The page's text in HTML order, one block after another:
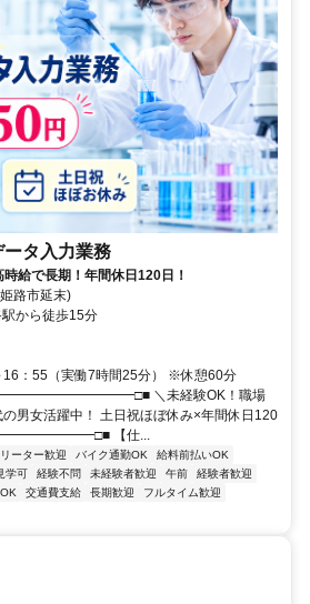
タ入力業務
給で長期！年間休日120日！
路市延末)
から徒歩15分
16：55（実働7時間25分） ※休憩60分
＼未経験OK！職場
男女活躍中！ 土日祝ほぼ休み×年間休日120
【仕...
ーター歓迎 バイク通勤OK
給料前払いOK
学可 経験不問 未経験者歓迎 午前
経験者歓迎
交通費支給 長期歓迎
フルタイム歓迎